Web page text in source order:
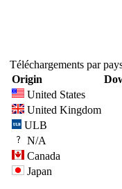
Téléchargements par
Origin
United States
United Kingdom
ULB
N/A
Canada
Japan